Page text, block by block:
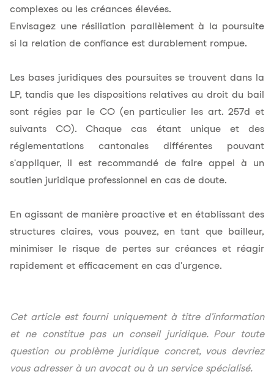
complexes ou les créances élevées.
Envisagez une résiliation parallèlement à la poursuite
si la relation de confiance est durablement rompue.
Les bases juridiques des poursuites se trouvent dans la
LP, tandis que les dispositions relatives au droit du bail
sont régies par le CO (en particulier les art. 257d et
suivants CO). Chaque cas étant unique et des
réglementations cantonales différentes pouvant
s'appliquer, il est recommandé de faire appel à un
soutien juridique professionnel en cas de doute.
En agissant de manière proactive et en établissant des
structures claires, vous pouvez, en tant que bailleur,
minimiser le risque de pertes sur créances et réagir
rapidement et efficacement en cas d'urgence.
Cet article est fourni uniquement à titre d'information
et ne constitue pas un conseil juridique. Pour toute
question ou problème juridique concret, vous devriez
vous adresser à un avocat ou à un service spécialisé.